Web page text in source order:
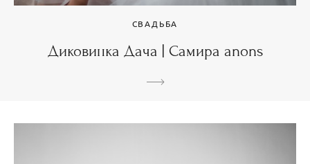
СВАДЬБА
Диковинка Дача | Самира anons